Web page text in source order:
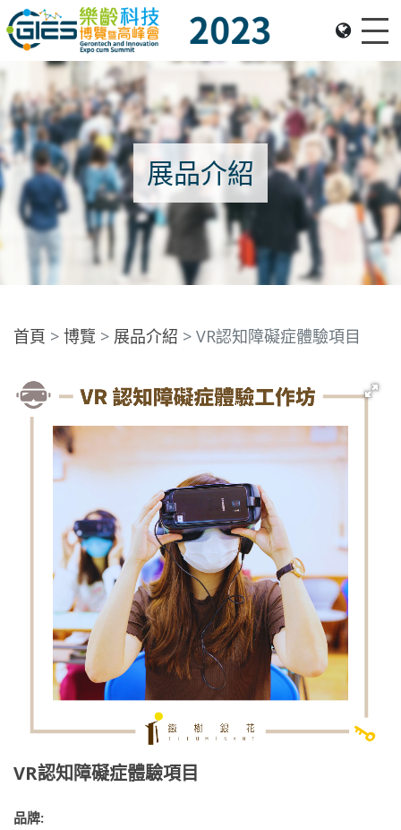
Date: Expo: 23-26 Nov 2023, Venue: Hall 1A-C, HKCEC
展品介紹
首頁 博覽 展品介紹 VR認知障礙症體驗項目
VR認知障礙症體驗項目
品牌: